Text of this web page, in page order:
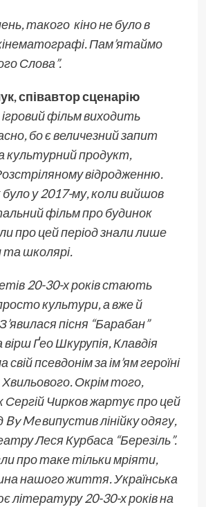
такого кіно не було в
Пам’ятаймо
Слова”.
співавтор сценарію
фільм виходить
бо є величезний запит
культурний продукт,
відродженню.
у 2017-му, коли вийшов
фільм про будинок
про цей період знали лише
школярі.
20-30-х років стають
культури, а вже й
пісня “Барабан”
Ґео Шкурупія, Клавдія
псевдонім за ім’ям героїні
Окрім того,
Сергій Чирков жартує про цей
By Me випустив лінійку одягу,
Леся Курбаса “Березіль”.
про таке тільки мріяти,
нашого життя. Українська
літературу 20-30-х років на